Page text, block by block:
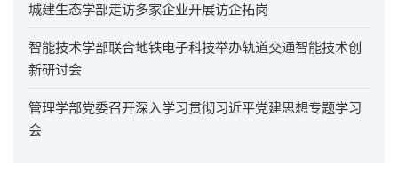
城建生态学部走访多家企业开展访企拓岗
智能技术学部联合地铁电子科技举办轨道交通智能技术创
新研讨会
管理学部党委召开深入学习贯彻习近平党建思想专题学习
会